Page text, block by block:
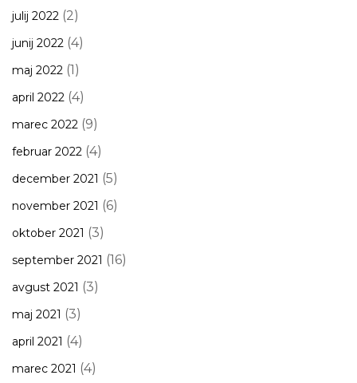
julij 2022 (2)
junij 2022 (4)
maj 2022 (1)
april 2022 (4)
marec 2022 (9)
februar 2022 (4)
december 2021 (5)
november 2021 (6)
oktober 2021 (3)
september 2021 (16)
avgust 2021 (3)
maj 2021 (3)
april 2021 (4)
marec 2021 (4)